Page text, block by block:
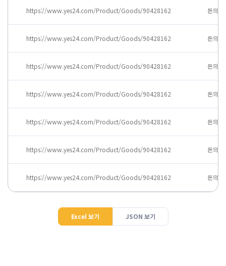
Excel 보기 JSON 보기
https://www.yes24.com/Product/Goods/90428162 돈의
https://www.yes24.com/Product/Goods/90428162 돈의
https://www.yes24.com/Product/Goods/90428162 돈의
https://www.yes24.com/Product/Goods/90428162 돈의
https://www.yes24.com/Product/Goods/90428162 돈의
https://www.yes24.com/Product/Goods/90428162 돈의
https://www.yes24.com/Product/Goods/90428162 돈의